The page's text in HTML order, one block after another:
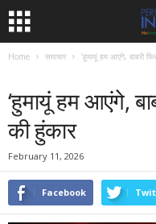
Home समाचार ‘हुमायूं हम आएंगे, बाबरी
‘हुमायूं हम आएंगे,
की हुंकार
February 11, 2026
Facebook